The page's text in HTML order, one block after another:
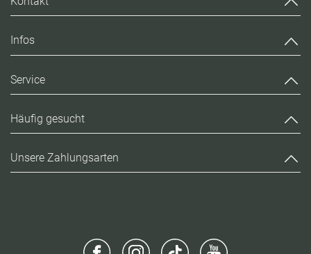
Infos
Service
Häufig gesucht
Unsere Zahlungsarten